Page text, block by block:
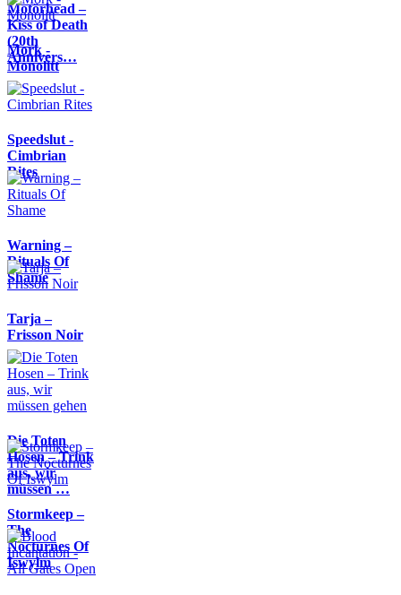
Motörhead –
Kiss of Death
(20th
Annivers…
Mork -
Monolitt
Speedslut -
Cimbrian
Rites
Warning –
Rituals Of
Shame
Tarja –
Frisson Noir
Die Toten
Hosen – Trink
aus, wir
müssen …
Stormkeep –
The
Nocturnes Of
Iswylm